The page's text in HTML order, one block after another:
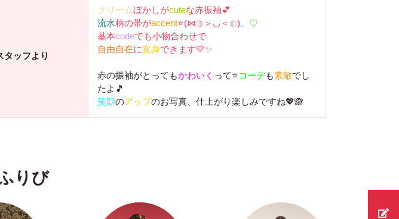
タッフより
クリームぼかしがcuteな赤振袖💕
流水柄の帯がaccent⭐(⋈◍ ＞◡＜ ◍)。 ♡
基本codeでも小物合わせで
自由自在に変身できます💛✨
赤の振袖がとってもかわいく って⭐コーデも素敵でし
たよ🎵
笑顔のアップのお写真、仕上がり楽しみですね💖🙈
りび